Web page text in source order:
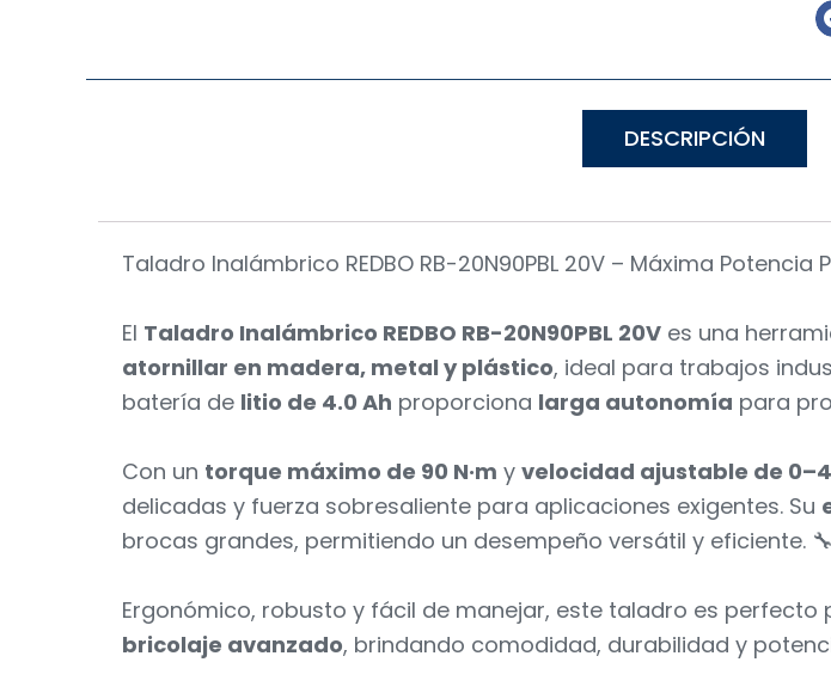
DESCRIPCIÓN
Taladro Inalámbrico REDBO RB-20N90PBL 20V – Máxima Potencia
El Taladro Inalámbrico REDBO RB-20N90PBL 20V es una
atornillar en madera, metal y plástico, ideal para trabajos
batería de litio de 4.0 Ah proporciona larga autonomía para
Con un torque máximo de 90 N·m y velocidad ajustable de
delicadas y fuerza sobresaliente para aplicaciones exigentes. Su
brocas grandes, permitiendo un desempeño versátil y eficiente.
Ergonómico, robusto y fácil de manejar, este taladro es perfecto
bricolaje avanzado, brindando comodidad, durabilidad y